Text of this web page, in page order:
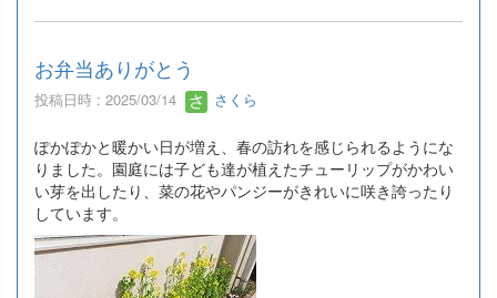
お弁当ありがとう
投稿日時 : 2025/03/14 さくら
ぽかぽかと暖かい日が増え、春の訪れを感じられるようにな
りました。園庭には子ども達が植えたチューリップがかわい
い芽を出したり、菜の花やパンジーがきれいに咲き誇ったり
しています。